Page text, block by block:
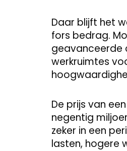
Daar blijft het
fors bedrag.
geavanceerde
werkruimtes
De prijs van
negentig
zeker in een
lasten, hogere